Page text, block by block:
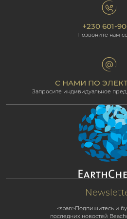
Наши отели
Партнёрская
Экологическая
The Art of
Фотогалерея
Beachcomber
Для
политика
Политика
Условия и
<span>Подпишитесь и
последних новостей
+230 601-
Позвоните нам
С НАМИ ПО
Запросите индивидуальное